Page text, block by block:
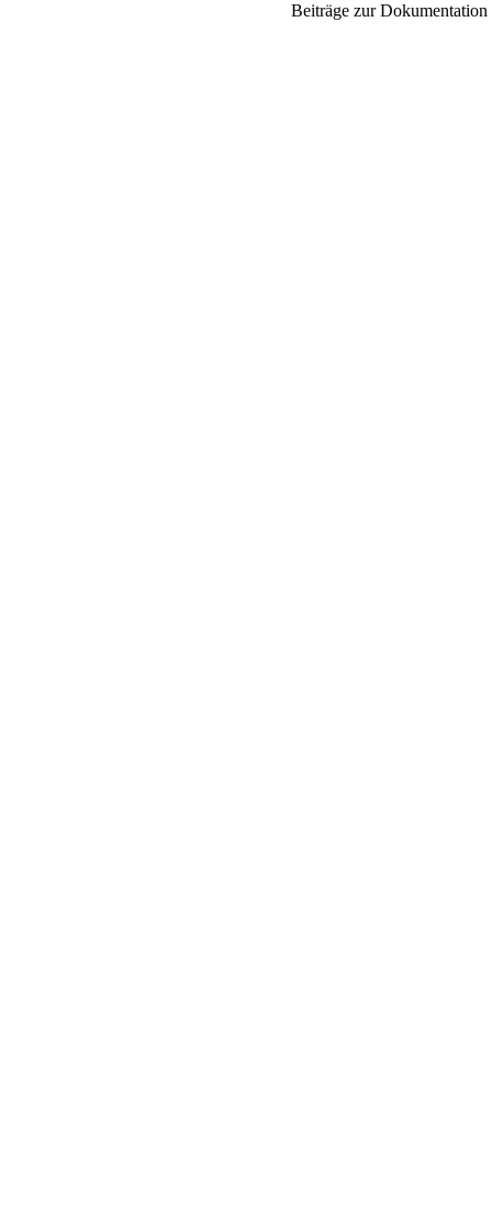
Beiträge zur